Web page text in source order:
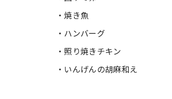
・焼き魚
・ハンバーグ
・照り焼きチキン
・いんげんの胡麻和え